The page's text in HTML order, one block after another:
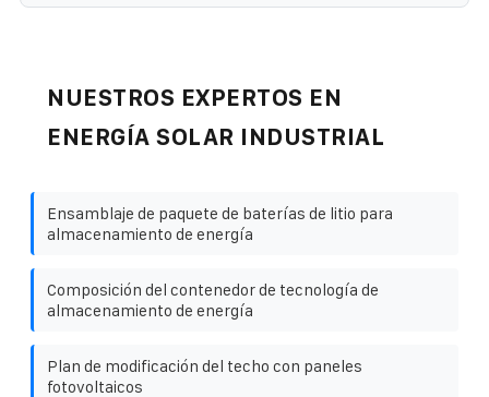
NUESTROS EXPERTOS EN
ENERGÍA SOLAR INDUSTRIAL
Ensamblaje de paquete de baterías de litio para
almacenamiento de energía
Composición del contenedor de tecnología de
almacenamiento de energía
Plan de modificación del techo con paneles
fotovoltaicos